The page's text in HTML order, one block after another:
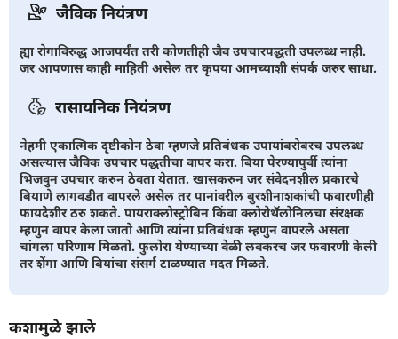
जैविक नियंत्रण
ह्या रोगाविरुद्ध आजपर्यंत तरी कोणतीही जैव उपचारपद्धती उपलब्ध नाही.
जर आपणास काही माहिती असेल तर कृपया आमच्याशी संपर्क जरुर साधा.
रासायनिक नियंत्रण
नेहमी एकात्मिक दृष्टीकोन ठेवा म्हणजे प्रतिबंधक उपायांबरोबरच उपलब्ध
असल्यास जैविक उपचार पद्धतीचा वापर करा. बिया पेरण्यापुर्वी त्यांना
भिजवुन उपचार करुन ठेवता येतात. खासकरुन जर संवेदनशील प्रकारचे
बियाणे लागवडीत वापरले असेल तर पानांवरील बुरशीनाशकांची फवारणीही
फायदेशीर ठरु शकते. पायराक्लोस्ट्रोबिन किंवा क्लोरोथॅलोनिलचा संरक्षक
म्हणुन वापर केला जातो आणि त्यांना प्रतिबंधक म्हणुन वापरले असता
चांगला परिणाम मिळतो. फुलोरा येण्याच्या वेळी लवकरच जर फवारणी केली
तर शेंगा आणि बियांचा संसर्ग टाळण्यात मदत मिळते.
कशामुळे झाले